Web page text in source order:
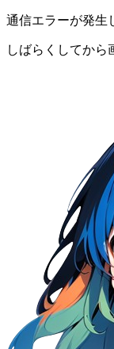
通信エラーが発生
しばらくしてから